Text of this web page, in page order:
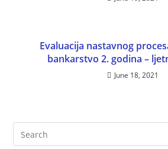
Evaluacija nastavnog
bankarstvo 2. godina –
June 18, 2021